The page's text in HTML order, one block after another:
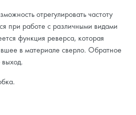
отрегулировать частоту
при работе с различными видами
функция реверса, которая
в материале сверло. Обратное